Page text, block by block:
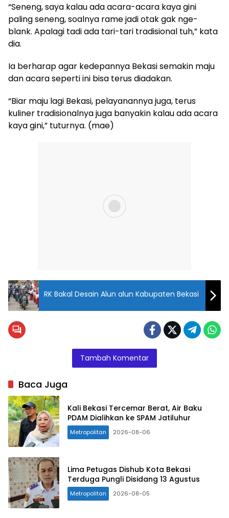
“Seneng, saya kalau ada acara-acara kaya gini
paling seneng, soalnya rame jadi otak gak nge-
blank. Apalagi tadi ada tari-tari tradisional tuh,” kata
dia.
Ia berharap agar kedepannya Bekasi semakin maju
dan acara seperti ini bisa terus diadakan.
“Biar maju lagi Bekasi, pelayanannya juga, terus
kuliner tradisionalnya juga banyakin kalau ada acara
kaya gini,” tuturnya. (mae)
RK Bakal Desain Alun alun Kabupaten Bekasi
Tambah Komentar
Baca Juga
Kali Bekasi Tercemar Berat, Air Baku
PDAM Dialihkan ke SPAM Jatiluhur
Metropolitan 2026-08-06
Lima Petugas Dishub Kota Bekasi
Terduga Pungli Disidang 13 Agustus
Metropolitan 2026-08-05